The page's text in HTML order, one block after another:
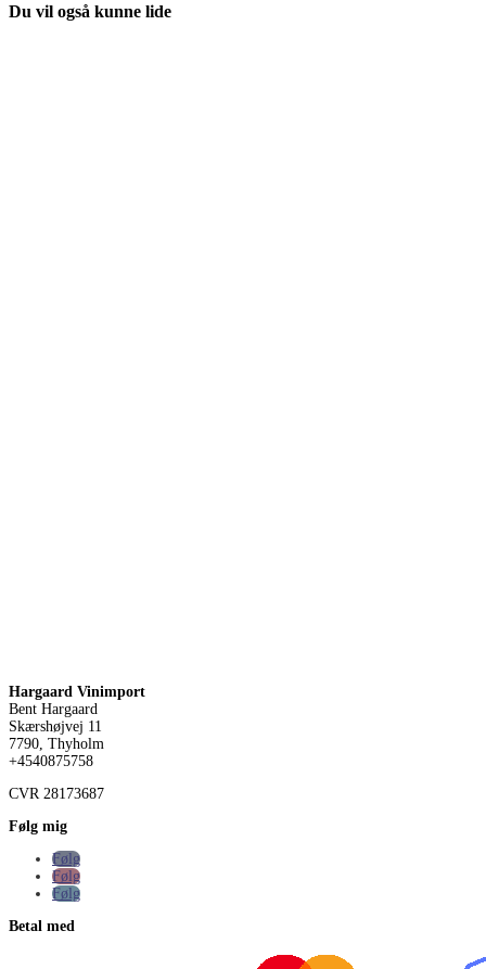
Du vil også kunne lide
Hargaard Vinimport
Bent Hargaard
Skærshøjvej 11
7790, Thyholm
+4540875758
CVR 28173687
Følg mig
Følg
Følg
Følg
Betal med